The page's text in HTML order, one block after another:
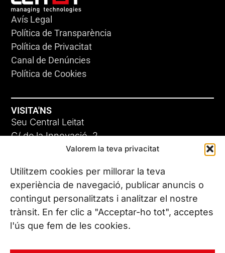
Valorem la teva privacitat
Utilitzem cookies per millorar la teva
experiència de navegació, publicar anuncis o
contingut personalitzats i analitzar el nostre
trànsit. En fer clic a "Acceptar-ho tot", acceptes
l'ús que fem de les cookies.
Avís Legal
Política de Transparència
Política de Privacitat
Canal de Denúncies
Política de Cookies
VISITA'NS
Seu Central Leitat
C/ de la Innovació, 2
08225 Terrassa, (Barcelona)
Coneix les nostres seus
CONTACTA’NS
Tel. (+34) 937 882 300